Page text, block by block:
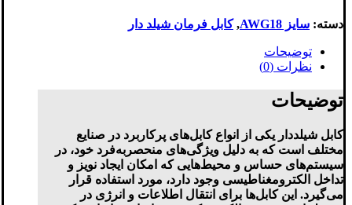
دسته: سایز AWG18 ,کابل فرمان شیلد دار
توضیحات
نظرات (0)
توضیحات
کابل شیلددار یکی از انواع کابل‌های پرکاربرد در صنایع
مختلف است که به دلیل ویژگی‌های منحصر‌به‌فرد خود، در
سیستم‌های حساس و محیط‌هایی که امکان ایجاد نویز و
تداخل الکترومغناطیسی وجود دارد، مورد استفاده قرار
می‌گیرد. این کابل‌ها برای انتقال اطلاعات و انرژی در